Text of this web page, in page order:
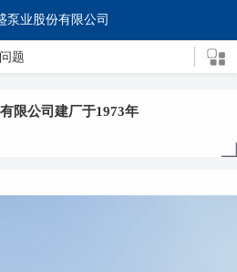
泵业股份有限公司
题
限公司建厂于1973年